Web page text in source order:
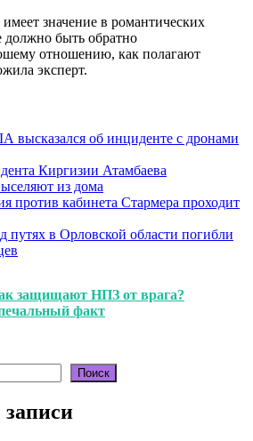
значение в романтических
быть обратно
отношению, как полагают
эксперт.
высказался об инциденте с дронами
Киргизии Атамбаева
из дома
против кабинета Стармера проходит
путях в Орловской области погибли
защищают НПЗ от врага?
факт
Поиск